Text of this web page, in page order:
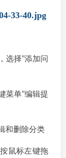
选择"添加问
菜单"编辑提
和删除分类
鼠标左键拖